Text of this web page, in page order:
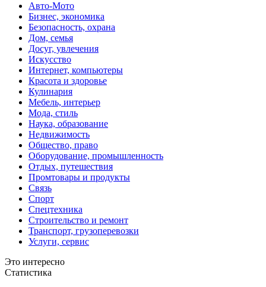
Авто-Мото
Бизнес, экономика
Безопасность, охрана
Дом, семья
Досуг, увлечения
Искусство
Интернет, компьютеры
Красота и здоровье
Кулинария
Мебель, интерьер
Мода, стиль
Наука, образование
Недвижимость
Общество, право
Оборудование, промышленность
Отдых, путешествия
Промтовары и продукты
Связь
Спорт
Спецтехника
Строительство и ремонт
Транспорт, грузоперевозки
Услуги, сервис
Это интересно
Статистика